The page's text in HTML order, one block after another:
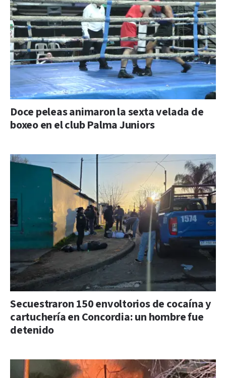
Doce peleas animaron la sexta velada de
boxeo en el club Palma Juniors
Secuestraron 150 envoltorios de cocaína y
cartuchería en Concordia: un hombre fue
detenido